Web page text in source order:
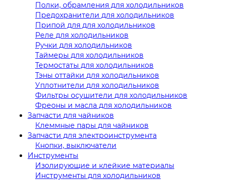
Полки, обрамления для холодильников
Предохранители для холодильников
Припой для для холодильников
Реле для холодильников
Ручки для холодильников
Таймеры для холодильников
Термостаты для холодильников
Тэны оттайки для холодильников
Уплотнители для холодильников
Фильтры осушители для холодильников
Фреоны и масла для холодильников
Запчасти для чайников
Клеммные пары для чайников
Запчасти для электроинструмента
Кнопки, выключатели
Инструменты
Изолирующие и клейкие материалы
Инструменты для холодильников